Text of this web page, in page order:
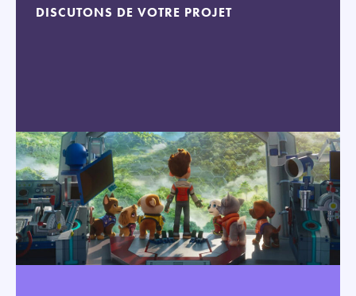
DISCUTONS DE VOTRE PROJET